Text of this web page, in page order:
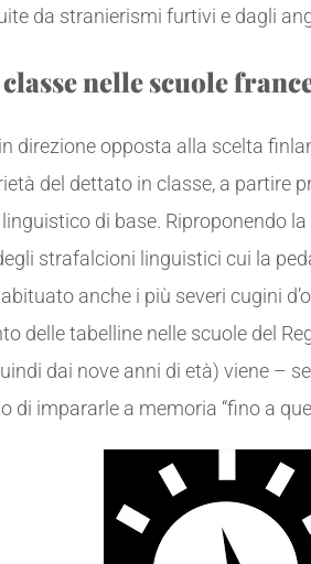
da stranierismi furtivi e dagli
nelle scuole
direzione opposta alla scelta
del dettato in classe, a partire
di base. Riproponendo
strafalcioni linguistici cui la
anche i più severi cugini
delle tabelline nelle scuole del
dai nove anni di età) viene –
di impararle a memoria “fino a